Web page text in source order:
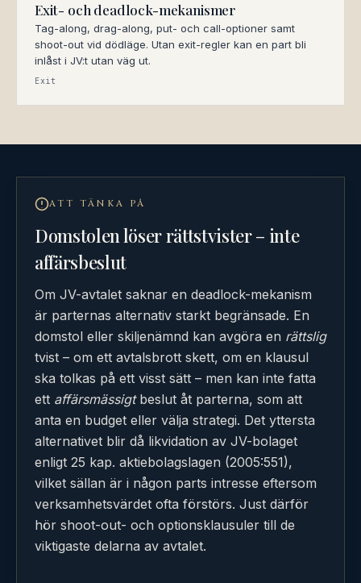
Exit- och deadlock-mekanismer
Tag-along, drag-along, put- och call-optioner samt
shoot-out vid dödläge. Utan exit-regler kan en part bli
inlåst i JV:t utan väg ut.
Exit
ATT TÄNKA PÅ
Domstolen löser rättstvister – inte
affärsbeslut
Om JV-avtalet saknar en deadlock-mekanism
är parternas alternativ starkt begränsade. En
domstol eller skiljenämnd kan avgöra en rättslig
tvist – om ett avtalsbrott skett, om en klausul
ska tolkas på ett visst sätt – men kan inte fatta
ett affärsmässigtbeslut åt parterna, som att
anta en budget eller välja strategi. Det yttersta
alternativet blir då likvidation av JV-bolaget
enligt 25 kap. aktiebolagslagen (2005:551),
vilket sällan är i någon parts intresse eftersom
verksamhetsvärdet ofta förstörs. Just därför
hör shoot-out- och optionsklausuler till de
viktigaste delarna av avtalet.